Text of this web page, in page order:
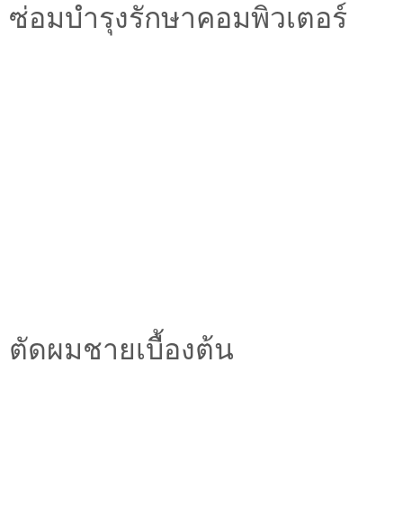
ซ่อมบำรุงรักษาคอมพิวเตอร์
ตัดผมชายเบื้องต้น